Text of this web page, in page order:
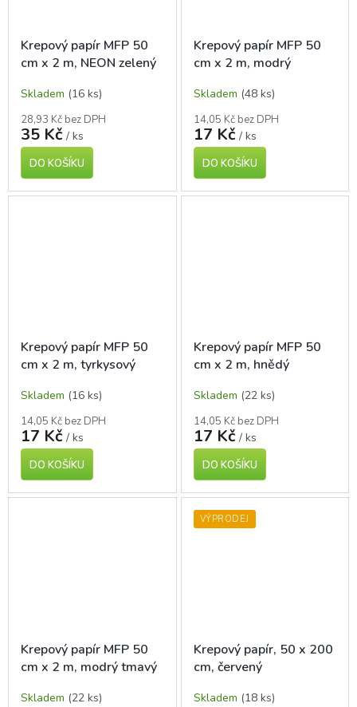
Krepový papír MFP 50
cm x 2 m, NEON zelený
Skladem (16 ks)
28,93 Kč bez DPH
35 Kč / ks
DO KOŠÍKU
Krepový papír MFP 50
cm x 2 m, modrý
Skladem (48 ks)
14,05 Kč bez DPH
17 Kč / ks
DO KOŠÍKU
Krepový papír MFP 50
cm x 2 m, tyrkysový
Skladem (16 ks)
14,05 Kč bez DPH
17 Kč / ks
DO KOŠÍKU
Krepový papír MFP 50
cm x 2 m, hnědý
Skladem (22 ks)
14,05 Kč bez DPH
17 Kč / ks
DO KOŠÍKU
Krepový papír MFP 50
cm x 2 m, modrý tmavý
Skladem (22 ks)
VÝPRODEJ
Krepový papír, 50 x 200
cm, červený
Skladem (18 ks)